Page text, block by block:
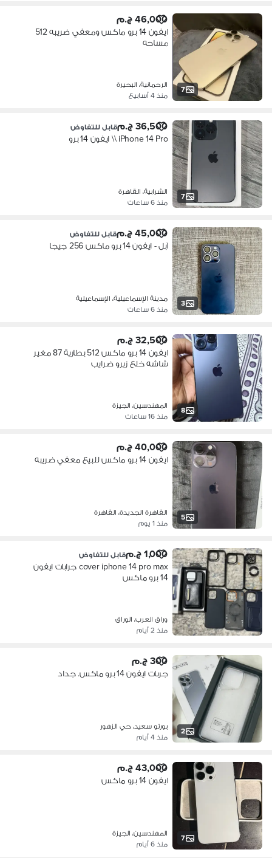
7
46,000 ج.م
ايفون 14 برو ماكس ومعفي ضريبه 512
مساحه
الرحمانية، البحيرة
منذ 4 أسابيع
7
36,500 ج.م قابل للتفاوض
iPhone 14 Pro \\ ايفون 14 برو
الشرابية، القاهرة
منذ 6 ساعات
3
45,000 ج.م قابل للتفاوض
آبل - ايفون 14 برو ماكس 256 جيجا
مدينة الإسماعيلية، الإسماعيلية
منذ 6 ساعات
8
32,500 ج.م
ايفون 14 برو ماكس 512 بطارية 87 مغير
شاشه خلع زيرو ضرايب
المهندسين، الجيزة
منذ 16 ساعات
5
40,000 ج.م
ايفون 14 برو ماكس للبيع معفي ضريبه
القاهرة الجديدة، القاهرة
منذ 1 يوم
1,000 ج.م قابل للتفاوض
cover iphone 14 pro max جرابات ايفون
14 برو ماكس
وراق العرب، الوراق
منذ 2 أيام
2
300 ج.م
جربات ايفون 14 برو ماكس. جداد
بورتو سعيد، حي الزهور
منذ 4 أيام
7
43,000 ج.م
ايفون 14 برو ماكس
المهندسين، الجيزة
منذ 6 أيام